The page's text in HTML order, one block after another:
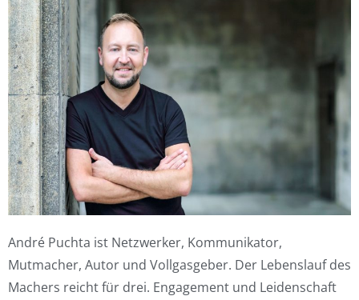
André Puchta ist Netzwerker, Kommunikator,
Mutmacher, Autor und Vollgasgeber. Der Lebenslauf des
Machers reicht für drei. Engagement und Leidenschaft